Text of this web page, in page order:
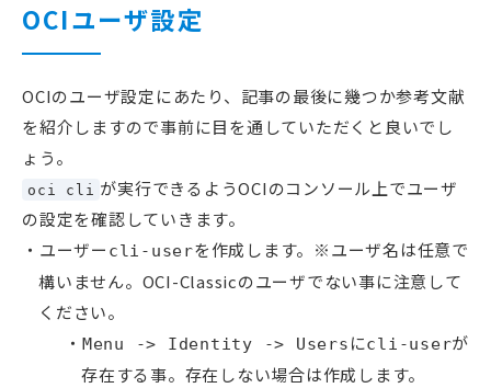
OCIユーザ設定
OCIのユーザ設定にあたり、記事の最後に幾つか参考文献
を紹介しますので事前に目を通していただくと良いでし
ょう。
oci cli が実行できるようOCIのコンソール上でユーザ
の設定を確認していきます。
ユーザー cli-userを作成します。※ユーザ名は任意で
構いません。OCI-Classicのユーザでない事に注意して
ください。
Menu -> Identity -> Users にcli-userが
存在する事。存在しない場合は作成します。